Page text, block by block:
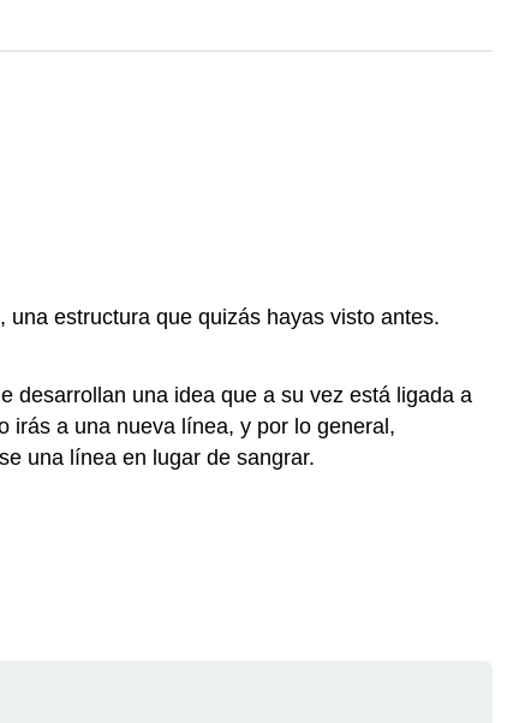
estructura que quizás hayas visto antes.
desarrollan una idea que a su vez está ligada a
irás a una nueva línea, y por lo general,
una línea en lugar de sangrar.